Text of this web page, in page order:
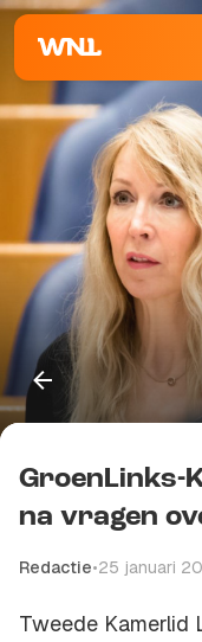
GroenLinks-
na vragen
Redactie•25 januari
Tweede Kamerlid